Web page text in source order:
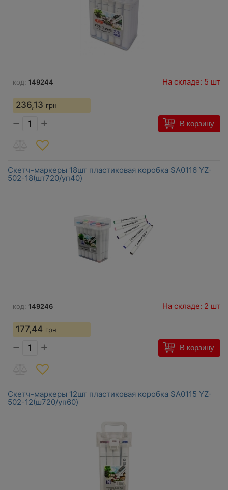
код: 149244 На складе: 5 шт
236,13 грн
− + В корзину
Скетч-маркеры 18шт пластиковая коробка SA0116 YZ-
502-18(шт720/уп40)
код: 149246 На складе: 2 шт
177,44 грн
− + В корзину
Скетч-маркеры 12шт пластиковая коробка SA0115 YZ-
502-12(ш720/уп60)